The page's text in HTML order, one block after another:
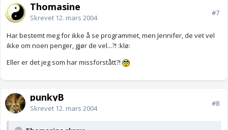
Thomasine
Skrevet 12. mars 2004
#7
Har bestemt meg for ikke å se programmet, men Jennifer, de vet vel
ikke om noen penger, gjør de vel...?! :klø:
Eller er det jeg som har missforstått?!
punkyB
Skrevet 12. mars 2004
#8